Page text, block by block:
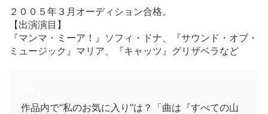
２００５年３月オーディション合格。
【出演演目】
『マンマ・ミーア！』ソフィ・ドナ、『サウンド・オブ・
ミュージック』マリア、『キャッツ』グリザベラなど
作品内で“私のお気に入り”は？「曲は『すべての山